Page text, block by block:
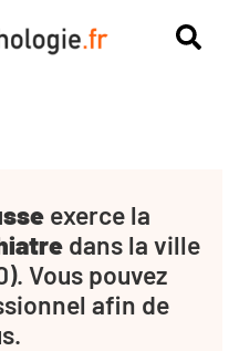
exerce la
dans la ville
Vous pouvez
afin de